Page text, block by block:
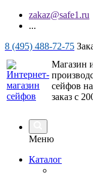
zakaz@safe1.ru
...
8 (495) 488-72-75
Магазин
сейфов на
заказ с
Меню
Каталог